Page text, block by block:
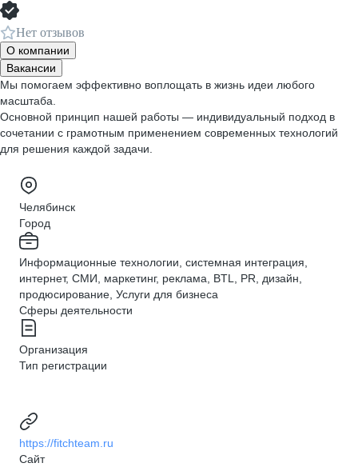
Нет отзывов
О компании
Вакансии
Мы помогаем эффективно воплощать в жизнь идеи любого
масштаба.
Основной принцип нашей работы — индивидуальный подход в
сочетании с грамотным применением современных технологий
для решения каждой задачи.
Челябинск
Город
Информационные технологии, системная интеграция,
интернет, СМИ, маркетинг, реклама, BTL, PR, дизайн,
продюсирование, Услуги для бизнеса
Сферы деятельности
Организация
Тип регистрации
https://fitchteam.ru
Сайт